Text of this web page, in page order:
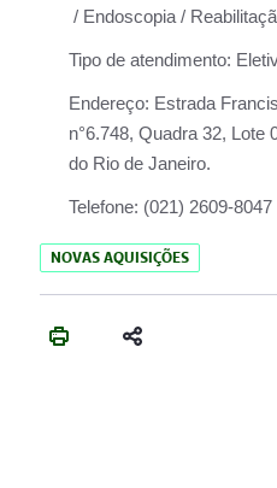
/ Endoscopia /
Tipo de atendimento:
Endereço: Estrada
n°6.748, Quadra 32, Lote
do Rio de Janeiro.
Telefone: (021) 2609-8047
NOVAS AQUISIÇÕES